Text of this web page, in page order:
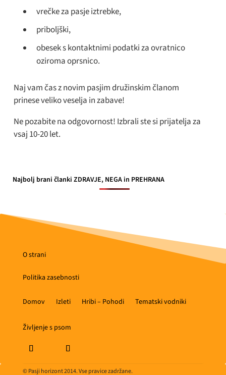
vrečke za pasje iztrebke,
priboljški,
obesek s kontaktnimi podatki za ovratnico
oziroma oprsnico.
Naj vam čas z novim pasjim družinskim članom
prinese veliko veselja in zabave!
Ne pozabite na odgovornost! Izbrali ste si prijatelja za
vsaj 10-20 let.
Najbolj brani članki ZDRAVJE, NEGA in PREHRANA
O strani
Politika zasebnosti
Domov Izleti Hribi – Pohodi Tematski vodniki
Življenje s psom
© Pasji horizont 2014. Vse pravice zadržane.